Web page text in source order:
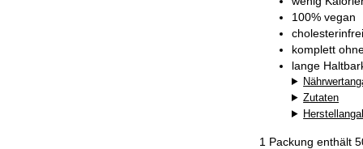
100% vegan
cholesterinfrei
komplett
lange
Zutaten
1 Packung enthält